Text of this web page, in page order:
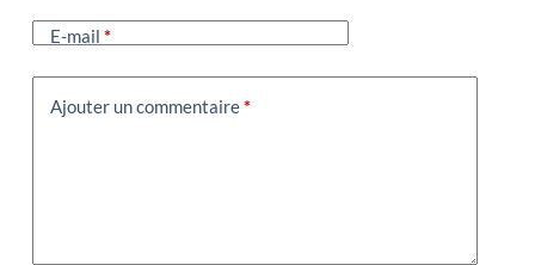
E-mail *
Ajouter un commentaire*